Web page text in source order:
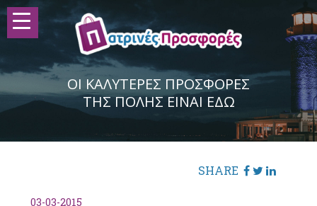
ΟΙ ΚΑΛΥΤΕΡΕΣ ΠΡΟΣΦΟΡΕΣ
ΤΗΣ ΠΟΛΗΣ ΕΙΝΑΙ ΕΔΩ
SHARE
03-03-2015